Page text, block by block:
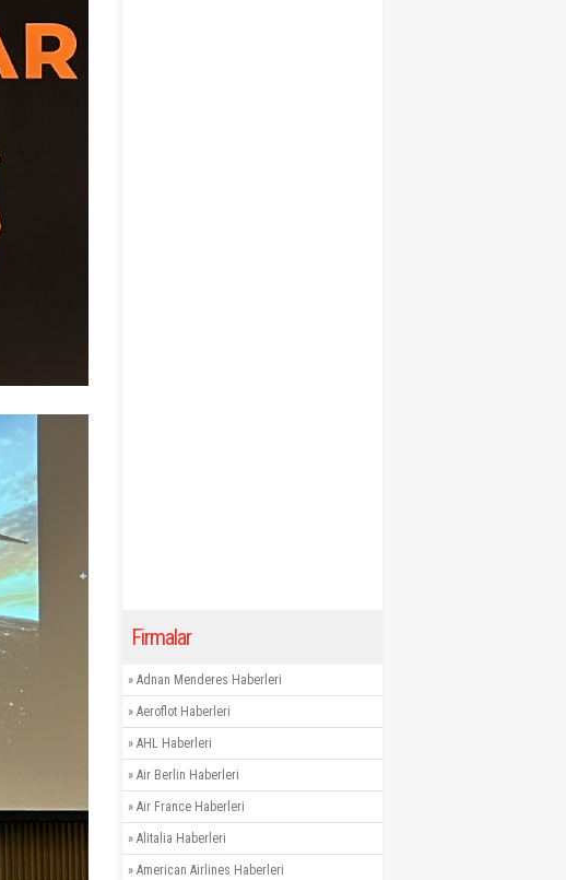
Firmalar
» Adnan Menderes Haberleri
» Aeroflot Haberleri
» AHL Haberleri
» Air Berlin Haberleri
» Air France Haberleri
» Alitalia Haberleri
» American Airlines Haberleri